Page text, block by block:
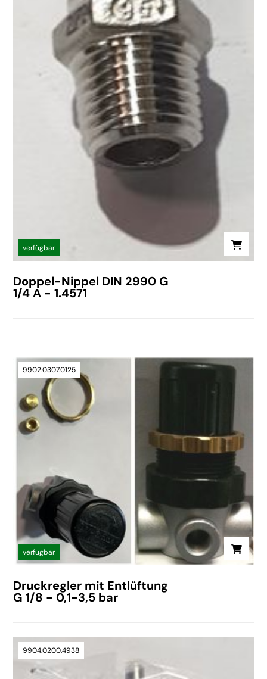
verfügbar
Doppel-Nippel DIN 2990 G
1/4 A - 1.4571
9902.0307.0125
verfügbar
Druckregler mit Entlüftung
G 1/8 - 0,1-3,5 bar
9904.0200.4938